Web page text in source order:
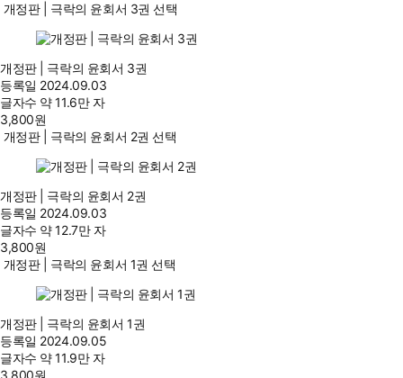
개정판 | 극락의 윤회서 3권 선택
개정판 | 극락의 윤회서 3권
등록일 2024.09.03
글자수 약 11.6만 자
3,800원
개정판 | 극락의 윤회서 2권 선택
개정판 | 극락의 윤회서 2권
등록일 2024.09.03
글자수 약 12.7만 자
3,800원
개정판 | 극락의 윤회서 1권 선택
개정판 | 극락의 윤회서 1권
등록일 2024.09.05
글자수 약 11.9만 자
3,800원